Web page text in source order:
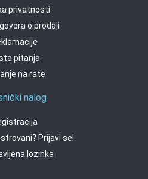
privatnosti
o prodaji
pitanja
na rate
nalog
Prijavi se!
lozinka